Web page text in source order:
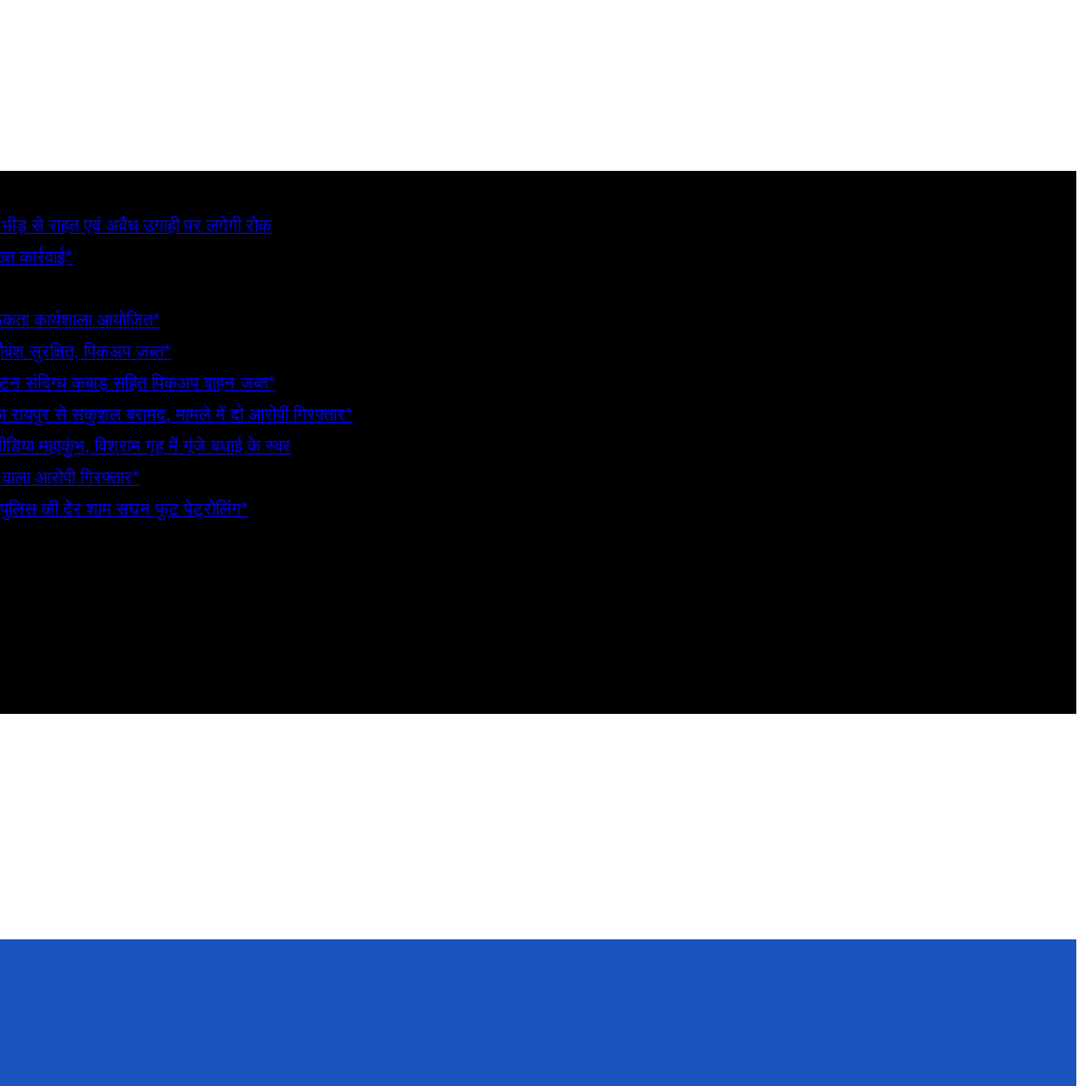
से राहत एवं अवैध उगाही पर लगेगी रोक
कार्रवाई*
कार्यशाला आयोजित*
सुरक्षित, पिकअप जब्त*
संदिग्ध कबाड़ सहित पिकअप वाहन जब्त*
से सकुशल बरामद, मामले में दो आरोपी गिरफ्तार*
महाकुंभ, विश्राम गृह में गूंजे बधाई के स्वर
आरोपी गिरफ्तार*
पुलिस की देर शाम सघन फुट पेट्रोलिंग*